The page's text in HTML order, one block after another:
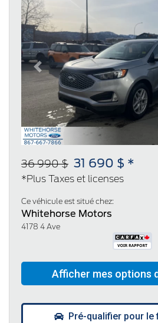
Previous
36 990 $ 31 690 $ *
*Plus Taxes et licenses
Ce véhicule est situé chez:
Whitehorse Motors
4178 4 Ave
Pré-qualifier pour le